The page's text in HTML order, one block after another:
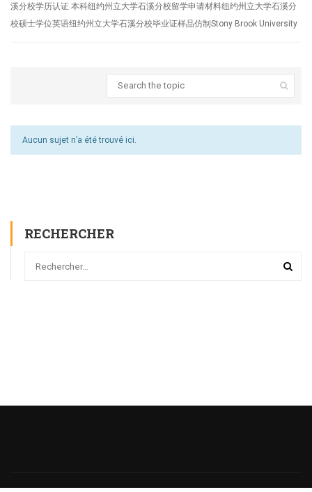
溪分校学历认证 本科纽约州立大学石溪分校留学申请材料纽约州立大学石溪分
校硕士学位英语纽约州立大学石溪分校毕业证样品仿制Stony Brook University
Aucun sujet n’a été trouvé ici.
RECHERCHER